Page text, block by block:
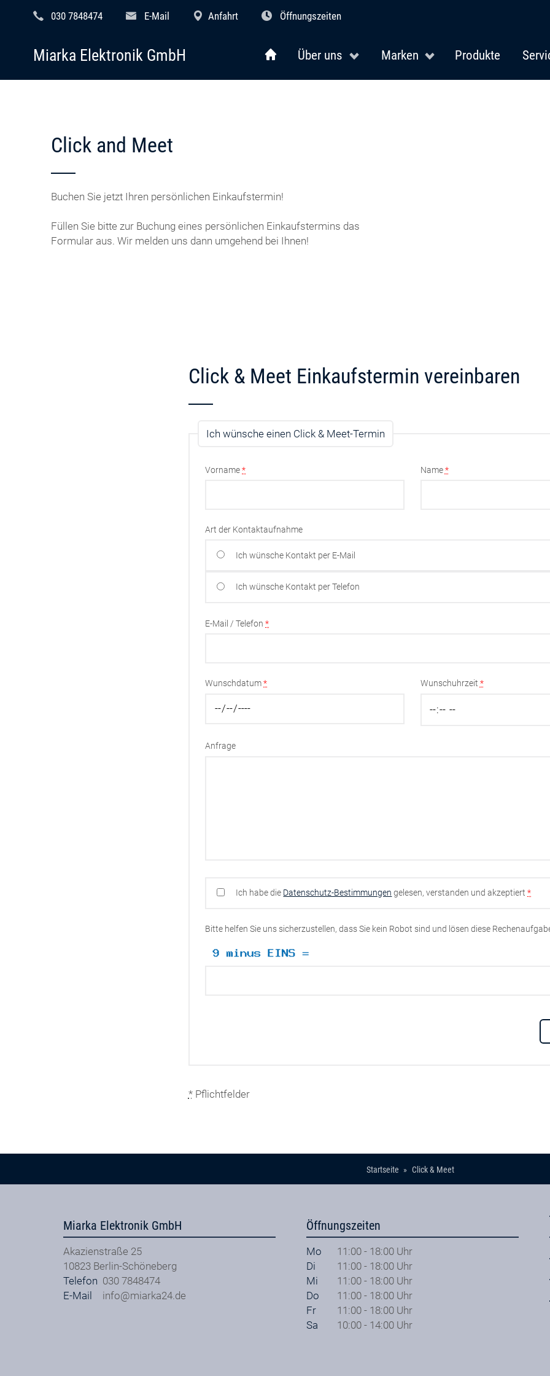
030 7848474 E-Mail Anfahrt Öffnungszeiten
Über uns Marken Produkte
Miarka Elektronik GmbH
Click and Meet
Buchen Sie jetzt Ihren persönlichen Einkaufstermin!
Füllen Sie bitte zur Buchung eines persönlichen Einkaufstermins das
Formular aus. Wir melden uns dann umgehend bei Ihnen!
Click & Meet Einkaufstermin vereinbaren
Ich wünsche einen Click & Meet-Termin
Vorname* Name*
Art der Kontaktaufnahme
Ich wünsche Kontakt per E-Mail
Ich wünsche Kontakt per Telefon
E-Mail / Telefon*
Wunschdatum* Wunschuhrzeit *
Anfrage
Ich habe die Datenschutz-Bestimmungen gelesen, verstanden und akzeptiert*
Bitte helfen Sie uns sicherzustellen, dass Sie kein Robot sind und lösen diese
*Pflichtfelder
Startseite Click & Meet
Miarka Elektronik GmbH
Akazienstraße 25
10823 Berlin-Schöneberg
Telefon 030 7848474
E-Mail
info@miarka24.de
Öffnungszeiten
Mo
11:00 - 18:00 Uhr
Di
11:00 - 18:00 Uhr
Mi
11:00 - 18:00 Uhr
Do
11:00 - 18:00 Uhr
Fr
11:00 - 18:00 Uhr
Sa
10:00 - 14:00 Uhr